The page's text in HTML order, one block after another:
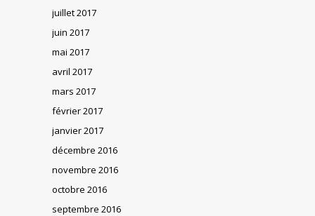
juillet 2017
juin 2017
mai 2017
avril 2017
mars 2017
février 2017
janvier 2017
décembre 2016
novembre 2016
octobre 2016
septembre 2016